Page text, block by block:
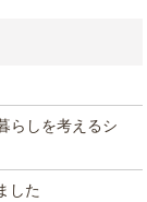
らしを考えるシ
した